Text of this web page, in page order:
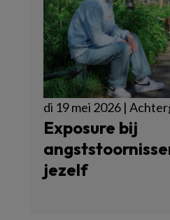
di 19 mei 2026 |
Exposure bij
jezelf